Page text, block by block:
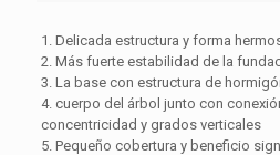
1. Delicada estructura y forma
2. Más fuerte estabilidad de la
3. La base con estructura de
4. cuerpo del árbol junto con
concentricidad y grados verticales
5. Pequeño cobertura y beneficio